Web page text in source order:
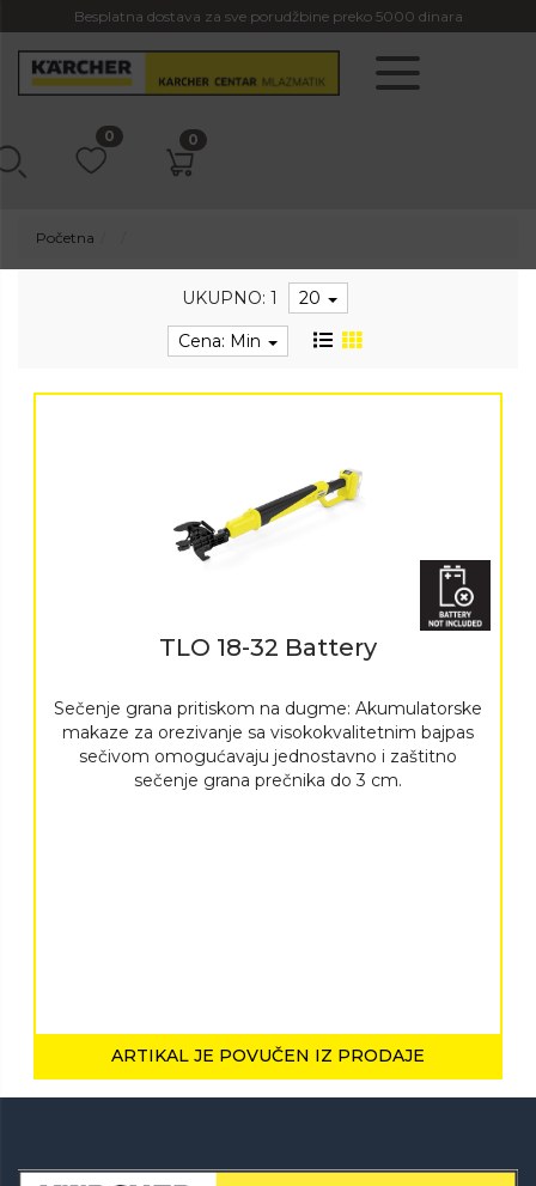
Besplatna dostava za sve porudžbine preko 5000 dinara
0 0
Početna
UKUPNO: 1
20
Cena: Min
TLO 18-32 Battery
Sečenje grana pritiskom na dugme: Akumulatorske
makaze za orezivanje sa visokokvalitetnim bajpas
sečivom omogućavaju jednostavno i zaštitno
sečenje grana prečnika do 3 cm.
ARTIKAL JE POVUČEN IZ PRODAJE